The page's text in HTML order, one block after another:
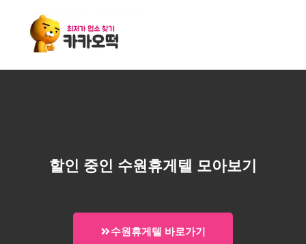
할인 중인 수원휴게텔 모아보기
수원휴게텔 바로가기